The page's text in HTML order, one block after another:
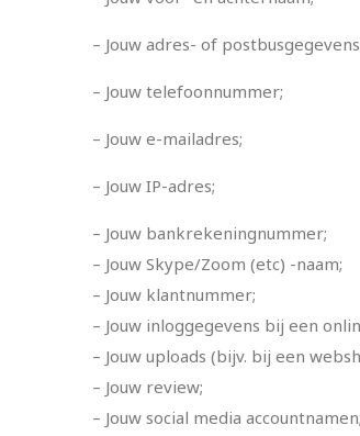
– Jouw adres- of
– Jouw telefoonnummer;
– Jouw e-mailadres;
– Jouw IP-adres;
– Jouw bankrekeningnummer;
– Jouw Skype/Zoom (etc) -naam;
– Jouw klantnummer;
– Jouw inloggegevens bij een
– Jouw uploads (bijv. bij een
– Jouw review;
– Jouw social media accountnamen;